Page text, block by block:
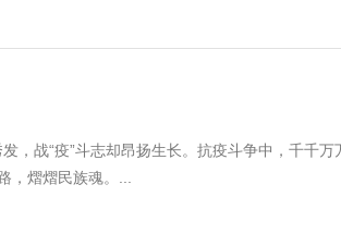
，战“疫”斗志却昂扬生长。抗疫斗争中，千千万
熠熠民族魂。...